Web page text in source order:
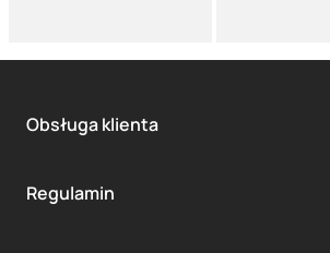
Obsługa klienta
Regulamin